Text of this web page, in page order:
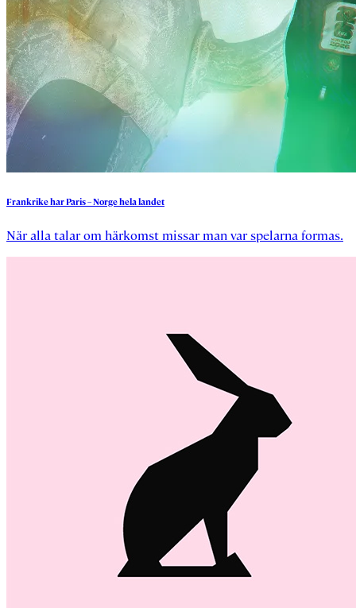
FrankrikeharParis–Norgehelalandet
När alla talar om härkomst missar man var spelarna formas.